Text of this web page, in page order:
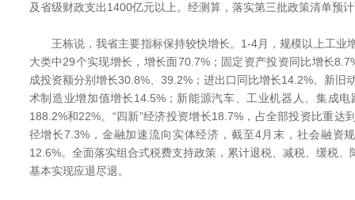
及省级财政支出1400亿元以上。经测算，落实第三批政策清单预
王栋说，我省主要指标保持较快增长。1-4月，规模以上工业
大类中29个实现增长，增长面70.7%；固定资产投资同比增长
成投资额分别增长30.8%、39.2%；进出口同比增长14.2%。新旧
术制造业增加值增长14.5%；新能源汽车、工业机器人、集成
188.2%和22%。“四新”经济投资增长18.7%，占全部投资比重达
径增长7.3%，金融加速流向实体经济，截至4月末，社会融资
12.6%。全面落实组合式税费支持政策，累计退税、减税、缓税
基本实现应退尽退。